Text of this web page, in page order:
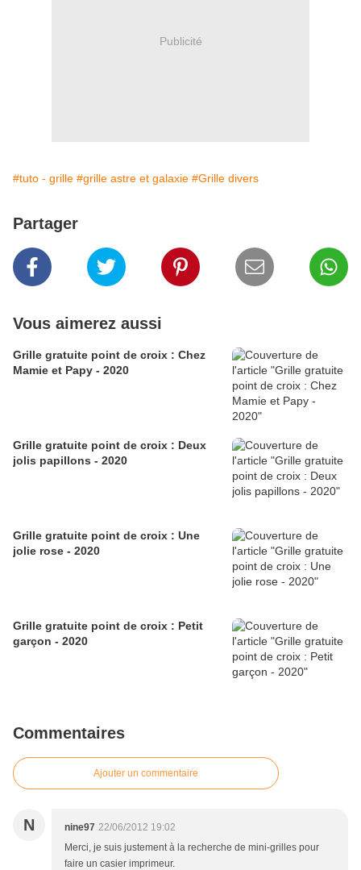
Publicité
#tuto - grille #grille astre et galaxie #Grille divers
Partager
Vous aimerez aussi
Grille gratuite point de croix : Chez
Mamie et Papy - 2020
Grille gratuite point de croix : Deux
jolis papillons - 2020
Grille gratuite point de croix : Une
jolie rose - 2020
Grille gratuite point de croix : Petit
garçon - 2020
Commentaires
Ajouter un commentaire
N nine97 22/06/2012 19:02
Merci, je suis justement à la recherche de mini-grilles pour
faire un casier imprimeur.